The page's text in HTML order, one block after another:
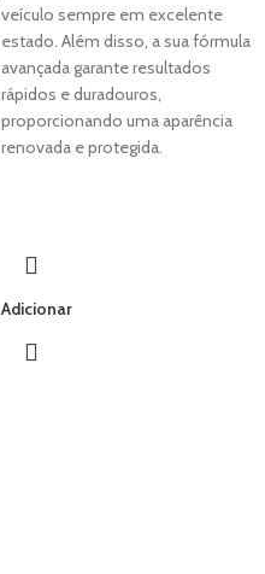
veículo sempre em excelente
estado. Além disso, a sua fórmula
avançada garante resultados
rápidos e duradouros,
proporcionando uma aparência
renovada e protegida.
Adicionar